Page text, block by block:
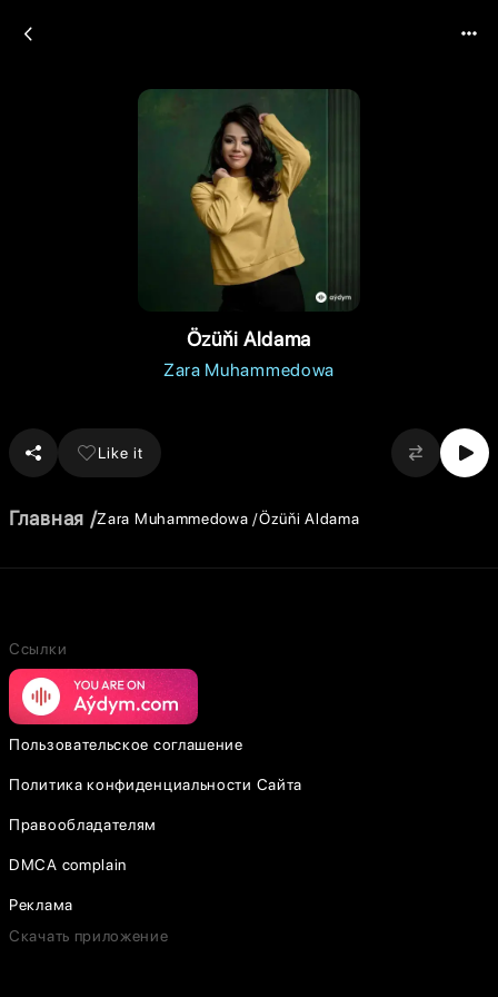
Özüňi Aldama
Zara Muhammedowa
Like it
Главная Zara Muhammedowa Özüňi Aldama
Ссылки
Пользовательское соглашение
Политика конфиденциальности Сайта
Правообладателям
DMCA complain
Реклама
Скачать приложение